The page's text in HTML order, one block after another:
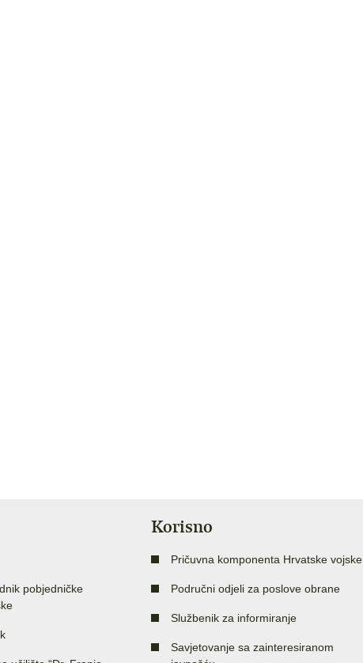
pobjedničke
Korisno
Pričuvna komponenta Hrvatske vojske
Područni odjeli za poslove obrane
Službenik za informiranje
Savjetovanje sa zainteresiranom